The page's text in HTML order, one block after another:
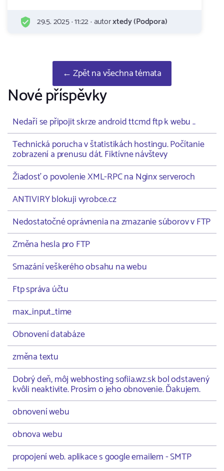
29.5. 2025 · 11:22 · autorxtedy (Podpora)
← Zpět na všechna témata
Nové příspěvky
Nedaří se připojit skrze android ttcmd ftp k webu ..
Technická porucha v štatistikách hostingu. Počítanie
zobrazení a prenusu dát. Fiktívne návštevy
Žiadosť o povolenie XML-RPC na Nginx serveroch
ANTIVIRY blokuji vyrobce.cz
Nedostatočné oprávnenia na zmazanie súborov v FTP
Změna hesla pro FTP
Smazání veškerého obsahu na webu
Ftp správa účtu
max_input_time
Obnovení databáze
změna textu
Dobrý deň, môj webhosting sofiia.wz.sk bol odstavený
kvôli neaktivite. Prosím o jeho obnovenie. Ďakujem.
obnovení webu
obnova webu
propojení web. aplikace s google emailem - SMTP